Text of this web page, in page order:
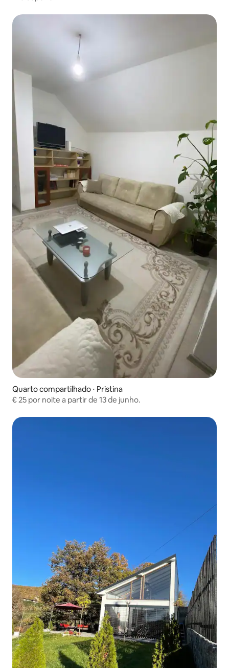
Quarto compartilhado ⋅ Pristina
€ 25 por noite a partir de 13 de junho.